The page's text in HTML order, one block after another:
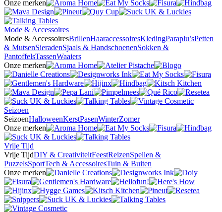
Onze merken
Mode & Accessoires
Mode & AccessoiresBrillenHaaraccessoiresKledingParaplu’sPetten
& MutsenSieradenSjaals & HandschoenenSokken &
PantoffelsTassenWaaiers
Onze merken
Seizoen
SeizoenHalloweenKerstPasenWinterZomer
Onze merken
Vrije Tijd
Vrije TijdDIY & CreativiteitFeestReizenSpellen &
PuzzelsSportTech & AccessoiresTuin & Buiten
Onze merken